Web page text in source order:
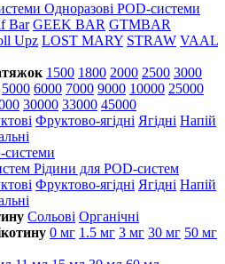
Одноразові POD-системи
Bar GEEK BAR GTMBAR
Upz LOST MARY STRAW VAAL
1500 1800 2000 2500 3000
5000 6000 7000 9000 10000 25000
30000 33000 45000
Фруктово-ягідні Ягідні Напій
системи
Рідини для POD-систем
Фруктово-ягідні Ягідні Напій
Сольові Органічні
0 мг 1.5 мг 3 мг 30 мг 50 мг